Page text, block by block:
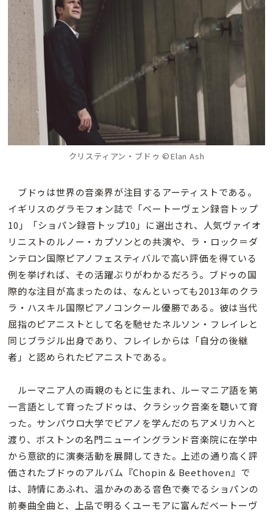
クリスティアン・ブドゥ ©Elan Ash
ブドゥは世界の音楽界が注目するアーティストである。
イギリスのグラモフォン誌で「ベートーヴェン録音トップ
10」「ショパン録音トップ10」に選出され、人気ヴァイオ
リニストのルノー・カプソンとの共演や、ラ・ロック＝ダ
ンテロン国際ピアノフェスティバルで高い評価を得ている
例を挙げれば、その活躍ぶりがわかるだろう。ブドゥの国
際的な注目が高まったのは、なんといっても2013年のクラ
ラ・ハスキル国際ピアノコンクール優勝である。彼は当代
屈指のピアニストとして名を馳せたネルソン・フレイレと
同じブラジル出身であり、フレイレからは「自分の後継
者」と認められたピアニストである。
ルーマニア人の両親のもとに生まれ、ルーマニア語を第
一言語として育ったブドゥは、クラシック音楽を聴いて育
った。サンパウロ大学でピアノを学んだのちアメリカへと
渡り、ボストンの名門ニューイングランド音楽院に在学中
から意欲的に演奏活動を展開してきた。上述の通り高く評
価されたブドゥのアルバム『Chopin & Beethoven』で
は、詩情にあふれ、温かみのある音色で奏でるショパンの
前奏曲全曲と、上品で明るくユーモアに富んだベートーヴ